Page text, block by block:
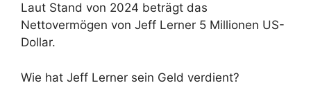
Laut Stand von 2024 beträgt das
Nettovermögen von Jeff Lerner 5 Millionen US-
Dollar.
Wie hat Jeff Lerner sein Geld verdient?